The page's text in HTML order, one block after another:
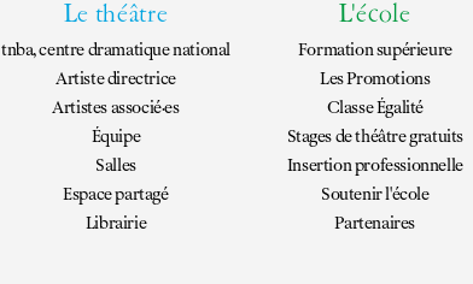
Le théâtre
tnba, centre dramatique national
Artiste directrice
Artistes associé·es
Équipe
Salles
Espace partagé
Librairie
L'école
Formation supérieure
Les Promotions
Classe Égalité
Stages de théâtre gratuits
Insertion professionnelle
Soutenir l'école
Partenaires